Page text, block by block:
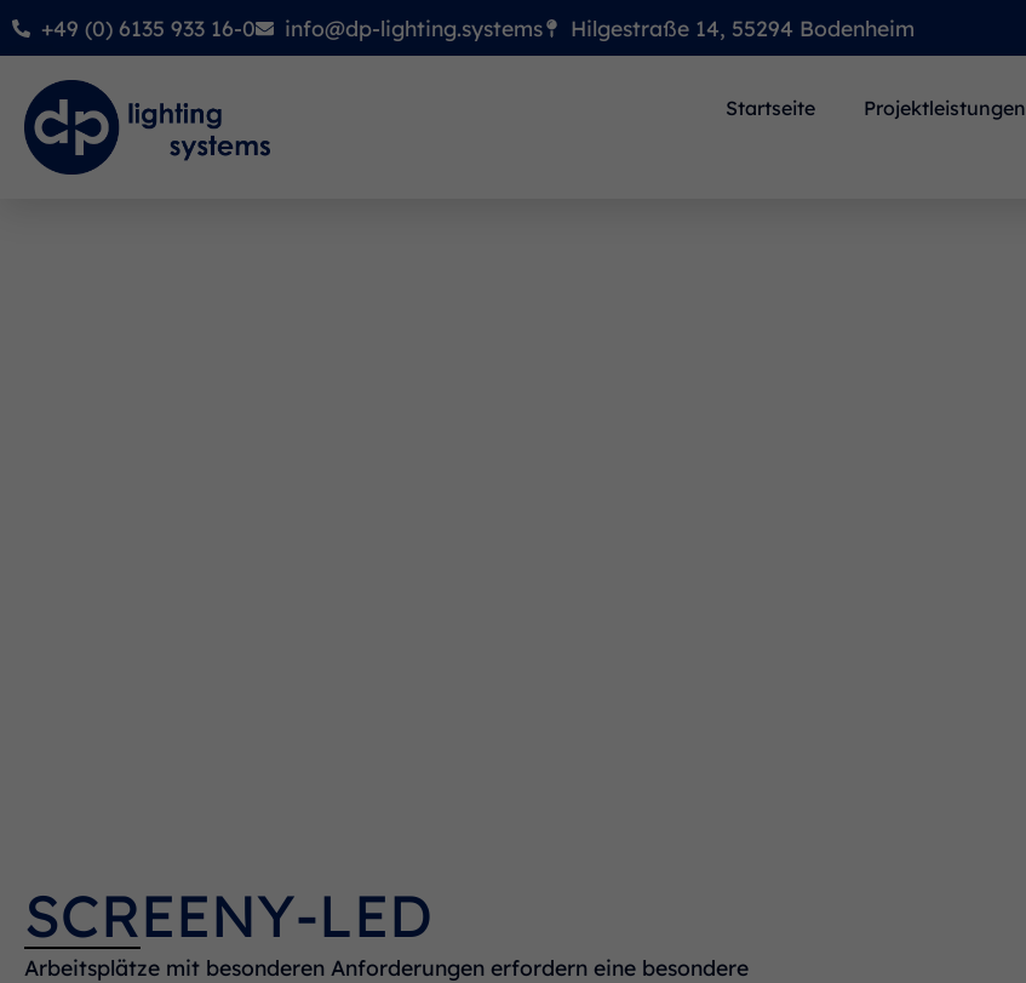
+49 (0) 6135 933 16-0 info@dp-lighting.systems Hilgestraße 14, 55294 Bodenheim
Startseite Projektleistungen
SCREENY-LED
Arbeitsplätze mit besonderen Anforderungen erfordern eine besondere